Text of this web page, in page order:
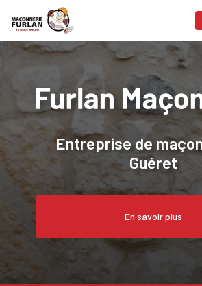
contenu
principal
Entreprise de
Guéret
En savoir plus